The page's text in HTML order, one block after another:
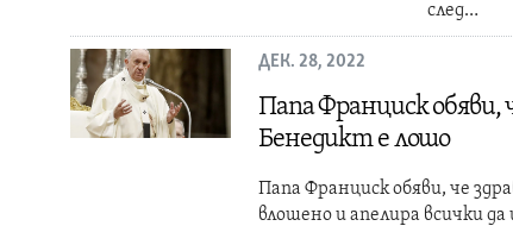
след…
ДЕК. 28, 2022
Папа Франциск обяви,
Бенедикт е лошо
Папа Франциск обяви, че
влошено и апелира всички